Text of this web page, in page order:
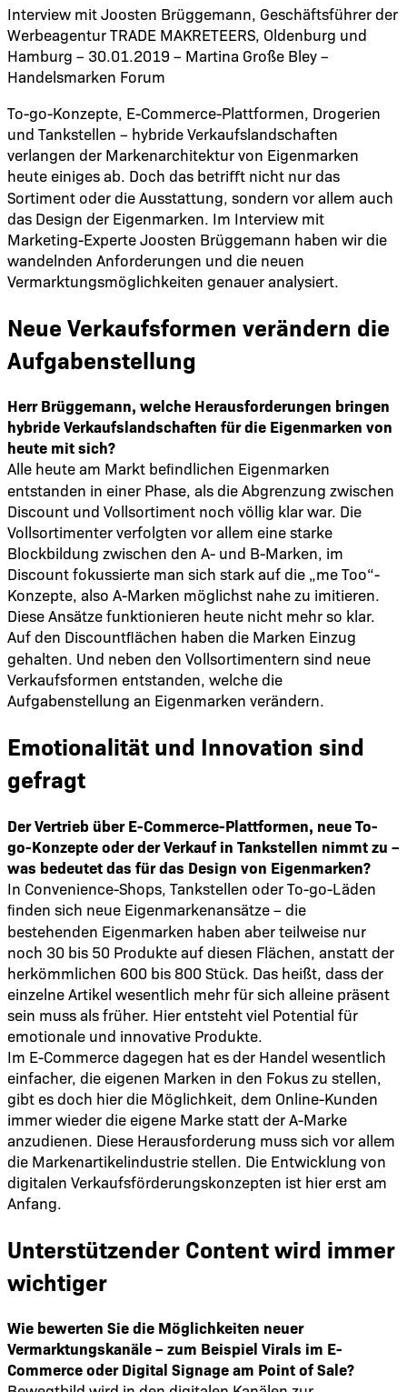
Interview mit Joosten Brüggemann, Geschäftsführer der
Werbeagentur TRADE MAKRETEERS, Oldenburg und
Hamburg – 30.01.2019 – Martina Große Bley –
Handelsmarken Forum
To-go-Konzepte, E-Commerce-Plattformen, Drogerien
und Tankstellen – hybride Verkaufslandschaften
verlangen der Markenarchitektur von Eigenmarken
heute einiges ab. Doch das betriﬀt nicht nur das
Sortiment oder die Ausstattung, sondern vor allem auch
das Design der Eigenmarken. Im Interview mit
Marketing-Experte Joosten Brüggemann haben wir die
wandelnden Anforderungen und die neuen
Vermarktungsmöglichkeiten genauer analysiert.
Neue Verkaufsformen verändern die
Aufgabenstellung
Herr Brüggemann, welche Herausforderungen bringen
hybride Verkaufslandschaften für die Eigenmarken von
heute mit sich?
Alle heute am Markt beﬁndlichen Eigenmarken
entstanden in einer Phase, als die Abgrenzung zwischen
Discount und Vollsortiment noch völlig klar war. Die
Vollsortimenter verfolgten vor allem eine starke
Blockbildung zwischen den A- und B-Marken, im
Discount fokussierte man sich stark auf die „me Too“-
Konzepte, also A-Marken möglichst nahe zu imitieren.
Diese Ansätze funktionieren heute nicht mehr so klar.
Auf den Discountﬂächen haben die Marken Einzug
gehalten. Und neben den Vollsortimentern sind neue
Verkaufsformen entstanden, welche die
Aufgabenstellung an Eigenmarken verändern.
Emotionalität und Innovation sind
gefragt
Der Vertrieb über E-Commerce-Plattformen, neue To-
go-Konzepte oder der Verkauf in Tankstellen nimmt zu –
was bedeutet das für das Design von Eigenmarken?
In Convenience-Shops, Tankstellen oder To-go-Läden
ﬁnden sich neue Eigenmarkenansätze – die
bestehenden Eigenmarken haben aber teilweise nur
noch 30 bis 50 Produkte auf diesen Flächen, anstatt der
herkömmlichen 600 bis 800 Stück. Das heißt, dass der
einzelne Artikel wesentlich mehr für sich alleine präsent
sein muss als früher. Hier entsteht viel Potential für
emotionale und innovative Produkte.
Im E-Commerce dagegen hat es der Handel wesentlich
einfacher, die eigenen Marken in den Fokus zu stellen,
gibt es doch hier die Möglichkeit, dem Online-Kunden
immer wieder die eigene Marke statt der A-Marke
anzudienen. Diese Herausforderung muss sich vor allem
die Markenartikelindustrie stellen. Die Entwicklung von
digitalen Verkaufsförderungskonzepten ist hier erst am
Anfang.
Unterstützender Content wird immer
wichtiger
Wie bewerten Sie die Möglichkeiten neuer
Vermarktungskanäle – zum Beispiel Virals im E-
Commerce oder Digital Signage am Point of Sale?